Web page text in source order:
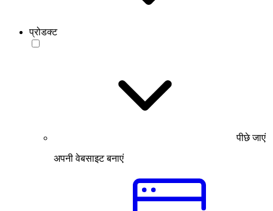
प्रोडक्ट
पीछे जाएं
अपनी वेबसाइट बनाएं